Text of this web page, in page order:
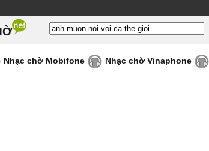
Nhạc chờ Mobifone Nhạc chờ Vinaphone